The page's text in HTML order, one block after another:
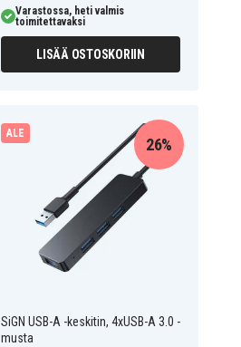
Varastossa, heti valmis
toimitettavaksi
LISÄÄ OSTOSKORIIN
ALE
SiGN USB-A -keskitin, 4xUSB-A 3.0 -
musta
26%